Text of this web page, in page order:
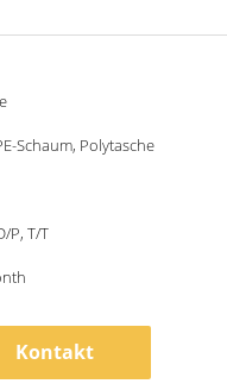
Schaum, Polytasche
P, T/T
Kontakt